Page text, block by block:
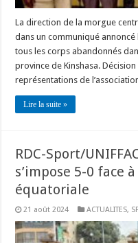
La direction de la morgue
dans un communiqué
tous les corps abandonnés
province de Kinshasa. Décision
représentations de
Lire la suite »
RDC-Sport/
s’impose 5-0 face
équatoriale
21 août 2024 ACTUALITES,